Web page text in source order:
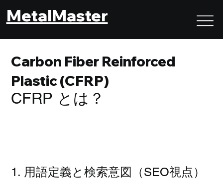
MetalMaster
Carbon Fiber Reinforced
Plastic (CFRP)
CFRP とは？
1. 用語定義と検索意図（SEO視点）